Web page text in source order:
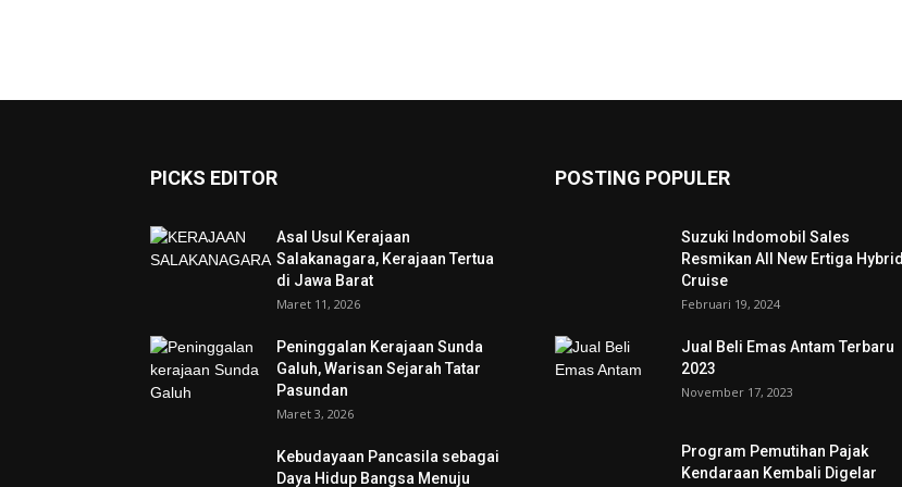
PICKS EDITOR
Asal Usul Kerajaan
Salakanagara, Kerajaan Tertua
di Jawa Barat
Maret 11, 2026
Peninggalan Kerajaan Sunda
Galuh, Warisan Sejarah Tatar
Pasundan
Maret 3, 2026
Kebudayaan Pancasila sebagai
Daya Hidup Bangsa Menuju
POSTING POPULER
Suzuki Indomobil Sales
Resmikan All New Ertiga Hybrid
Cruise
Februari 19, 2024
Jual Beli Emas Antam Terbaru
2023
November 17, 2023
Program Pemutihan Pajak
Kendaraan Kembali Digelar